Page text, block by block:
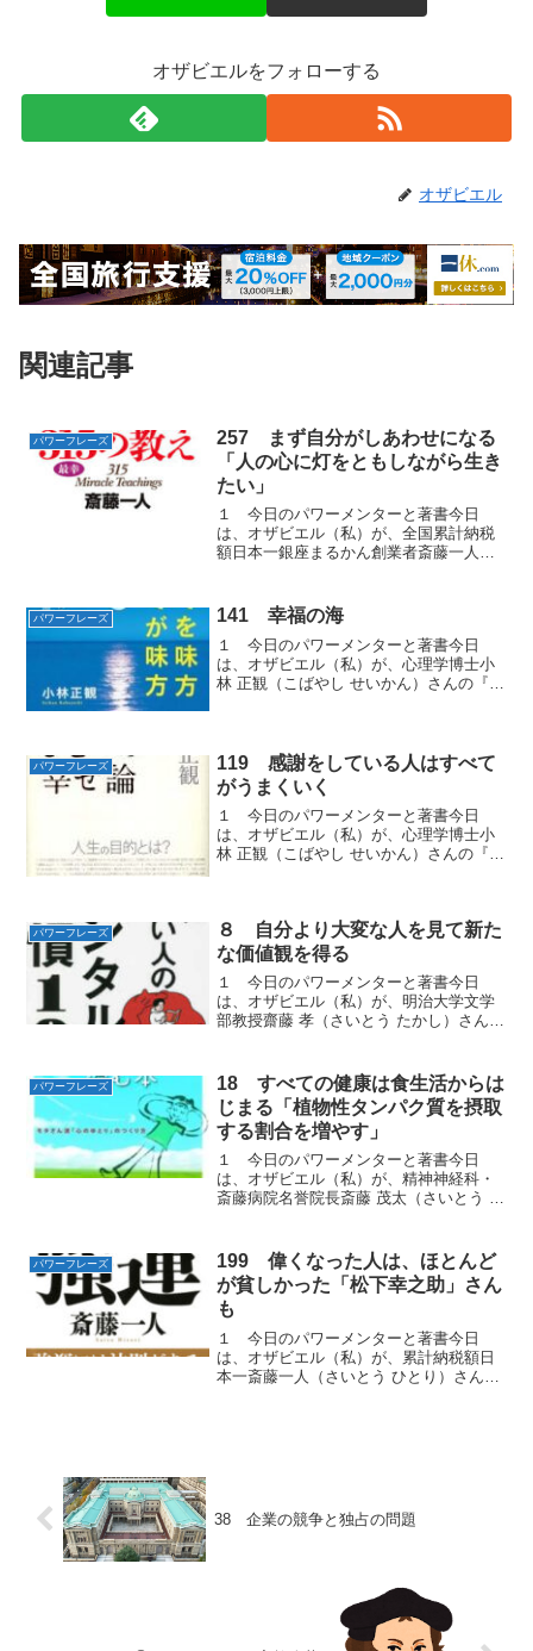
オザビエルをフォローする
オザビエル
関連記事
パワーフレーズ
257 まず自分がしあわせになる
「人の心に灯をともしながら生き
たい」
１ 今日のパワーメンターと著書今日
は、オザビエル（私）が、全国累計納税
額日本一銀座まるかん創業者斎藤一人
あわせになるパワーフレイズをお届けし
ます。２ 自分が光り輝...
パワーフレーズ 141 幸福の海
１ 今日のパワーメンターと著書今日
は、オザビエル（私）が、心理学博士小
林 正観（こばやし せいかん）さんの『す
けします。２ 幸福の海...
パワーフレーズ
119 感謝をしている人はすべて
がうまくいく
１ 今日のパワーメンターと著書今日
は、オザビエル（私）が、心理学博士小
林 正観（こばやし せいかん）さんの『も
２ 人の20倍も30倍も...
パワーフレーズ
８ 自分より大変な人を見て新た
な価値観を得る
１ 今日のパワーメンターと著書今日
は、オザビエル（私）が、明治大学文学
部教授齋藤 孝（さいとう たかし）さんの
いるのと同じ「パワーフレーズ」をお届
けします。２...
パワーフレーズ
18 すべての健康は食生活からは
じまる「植物性タンパク質を摂取
する割合を増やす」
１ 今日のパワーメンターと著書今日
は、オザビエル（私）が、精神神経科・
斎藤病院名誉院長斎藤 茂太（さいとう し
ランスを考えたほうがいい「パワーフレ
ーズ」をお届けします。...
パワーフレーズ
199 偉くなった人は、ほとんど
が貧しかった「松下幸之助」さん
も
１ 今日のパワーメンターと著書今日
は、オザビエル（私）が、累計納税額日
本一斎藤一人（さいとう ひとり）さんの
38 企業の競争と独占の問題